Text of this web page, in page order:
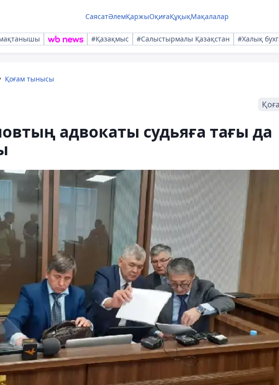
СаясатӘлемҚаржыОқиғаҚұқықМақалалар
#Қазақмыс #Салыстырмалы Қазақстан #Халық
Қоғам тынысы
адвокаты судьяға тағы да